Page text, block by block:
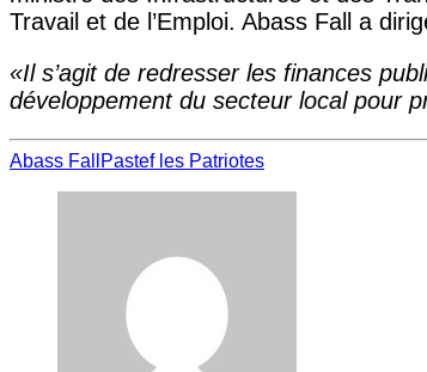
Travail et de l’Emploi. Abass Fall a
«Il s’agit de redresser les finances
développement du secteur local pour
Abass Fall Pastef les Patriotes